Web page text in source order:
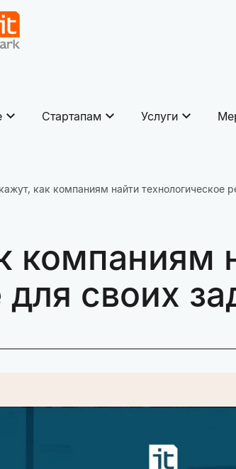
Стартапам Услуги
как компаниям найти технологическое
компаниям
своих